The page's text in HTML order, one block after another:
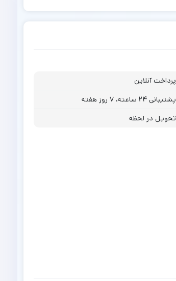
پرداخت آنلاین
پشتیبانی ۲۴ ساعته، ۷ روز هفته
تحویل در لحظه